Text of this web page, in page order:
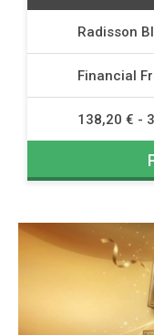
Radisson
Financial
138,20 € -